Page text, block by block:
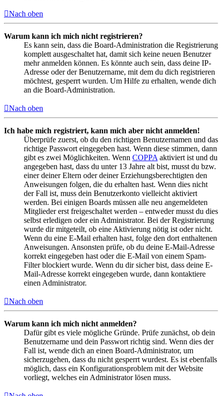
Nach oben
Warum kann ich mich nicht registrieren?
Es kann sein, dass die Board-Administration die Registrierung
komplett ausgeschaltet hat, damit sich keine neuen Benutzer
mehr anmelden können. Es könnte auch sein, dass deine IP-
Adresse oder der Benutzername, mit dem du dich registrieren
möchtest, gesperrt wurden. Um Hilfe zu erhalten, wende dich
an die Board-Administration.
Nach oben
Ich habe mich registriert, kann mich aber nicht anmelden!
Überprüfe zuerst, ob du den richtigen Benutzernamen und das
richtige Passwort eingegeben hast. Wenn diese stimmen, dann
gibt es zwei Möglichkeiten. Wenn COPPA aktiviert ist und du
angegeben hast, dass du unter 13 Jahre alt bist, musst du bzw.
einer deiner Eltern oder deiner Erziehungsberechtigten den
Anweisungen folgen, die du erhalten hast. Wenn dies nicht
der Fall ist, muss dein Benutzerkonto vielleicht aktiviert
werden. Bei einigen Boards müssen alle neu angemeldeten
Mitglieder erst freigeschaltet werden – entweder musst du dies
selbst erledigen oder ein Administrator. Bei der Registrierung
wurde dir mitgeteilt, ob eine Aktivierung nötig ist oder nicht.
Wenn du eine E-Mail erhalten hast, folge den dort enthaltenen
Anweisungen. Ansonsten prüfe, ob du deine E-Mail-Adresse
korrekt eingegeben hast oder die E-Mail von einem Spam-
Filter blockiert wurde. Wenn du dir sicher bist, dass deine E-
Mail-Adresse korrekt eingegeben wurde, dann kontaktiere
einen Administrator.
Nach oben
Warum kann ich mich nicht anmelden?
Dafür gibt es viele mögliche Gründe. Prüfe zunächst, ob dein
Benutzername und dein Passwort richtig sind. Wenn dies der
Fall ist, wende dich an einen Board-Administrator, um
sicherzugehen, dass du nicht gesperrt wurdest. Es ist ebenfalls
möglich, dass ein Konfigurationsproblem mit der Website
vorliegt, welches ein Administrator lösen muss.